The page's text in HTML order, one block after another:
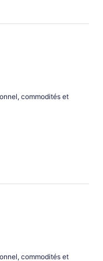
commodités et
commodités et